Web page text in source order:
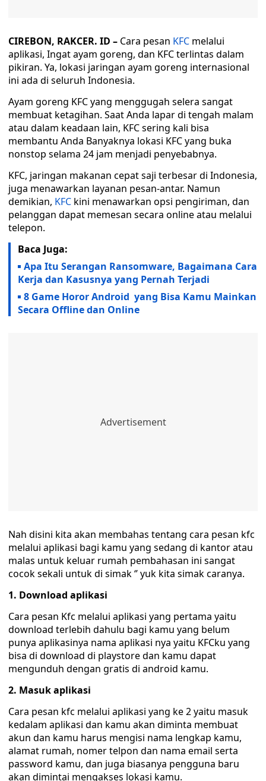
CIREBON, RAKCER. ID – Cara pesan KFC melalui
aplikasi, Ingat ayam goreng, dan KFC terlintas dalam
pikiran. Ya, lokasi jaringan ayam goreng internasional
ini ada di seluruh Indonesia.
Ayam goreng KFC yang menggugah selera sangat
membuat ketagihan. Saat Anda lapar di tengah malam
atau dalam keadaan lain, KFC sering kali bisa
membantu Anda Banyaknya lokasi KFC yang buka
nonstop selama 24 jam menjadi penyebabnya.
KFC, jaringan makanan cepat saji terbesar di Indonesia,
juga menawarkan layanan pesan-antar. Namun
demikian, KFC kini menawarkan opsi pengiriman, dan
pelanggan dapat memesan secara online atau melalui
telepon.
Baca Juga:
Apa Itu Serangan Ransomware, Bagaimana Cara
Kerja dan Kasusnya yang Pernah Terjadi
8 Game Horor Android yang Bisa Kamu Mainkan
Secara Offline dan Online
Nah disini kita akan membahas tentang cara pesan kfc
melalui aplikasi bagi kamu yang sedang di kantor atau
malas untuk keluar rumah pembahasan ini sangat
cocok sekali untuk di simak ‘’ yuk kita simak caranya.
1. Download aplikasi
Cara pesan Kfc melalui aplikasi yang pertama yaitu
download terlebih dahulu bagi kamu yang belum
punya aplikasinya nama aplikasi nya yaitu KFCku yang
bisa di download di playstore dan kamu dapat
mengunduh dengan gratis di android kamu.
2. Masuk aplikasi
Cara pesan kfc melalui aplikasi yang ke 2 yaitu masuk
kedalam aplikasi dan kamu akan diminta membuat
akun dan kamu harus mengisi nama lengkap kamu,
alamat rumah, nomer telpon dan nama email serta
password kamu, dan juga biasanya pengguna baru
akan dimintai mengakses lokasi kamu.